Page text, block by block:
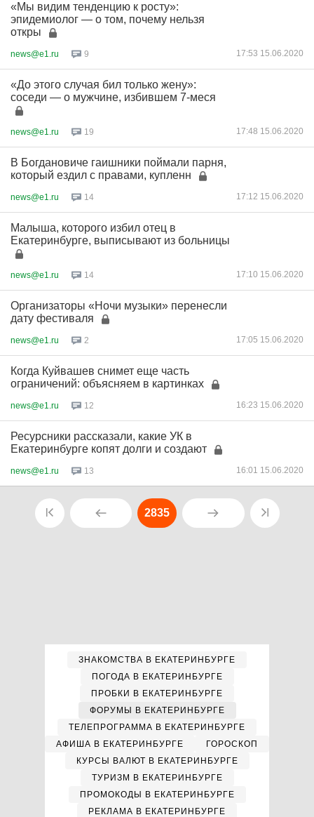
«Мы видим тенденцию к росту»:
эпидемиолог — о том, почему нельзя
откры
news@e1.ru 9 17:53 15.06.2020
«До этого случая бил только жену»:
соседи — о мужчине, избившем 7-меся
news@e1.ru 19 17:48 15.06.2020
В Богдановиче гаишники поймали парня,
который ездил с правами, купленн
news@e1.ru 14 17:12 15.06.2020
Малыша, которого избил отец в
Екатеринбурге, выписывают из больницы
news@e1.ru 14 17:10 15.06.2020
Организаторы «Ночи музыки» перенесли
дату фестиваля
news@e1.ru 2 17:05 15.06.2020
Когда Куйвашев снимет еще часть
ограничений: объясняем в картинках
news@e1.ru 12 16:23 15.06.2020
Ресурсники рассказали, какие УК в
Екатеринбурге копят долги и создают
news@e1.ru 13 16:01 15.06.2020
2835
ЗНАКОМСТВА В ЕКАТЕРИНБУРГЕ
ПОГОДА В ЕКАТЕРИНБУРГЕ
ПРОБКИ В ЕКАТЕРИНБУРГЕ
ФОРУМЫ В ЕКАТЕРИНБУРГЕ
ТЕЛЕПРОГРАММА В ЕКАТЕРИНБУРГЕ
АФИША В ЕКАТЕРИНБУРГЕ
ГОРОСКОП
КУРСЫ ВАЛЮТ В ЕКАТЕРИНБУРГЕ
ТУРИЗМ В ЕКАТЕРИНБУРГЕ
ПРОМОКОДЫ В ЕКАТЕРИНБУРГЕ
РЕКЛАМА В ЕКАТЕРИНБУРГЕ